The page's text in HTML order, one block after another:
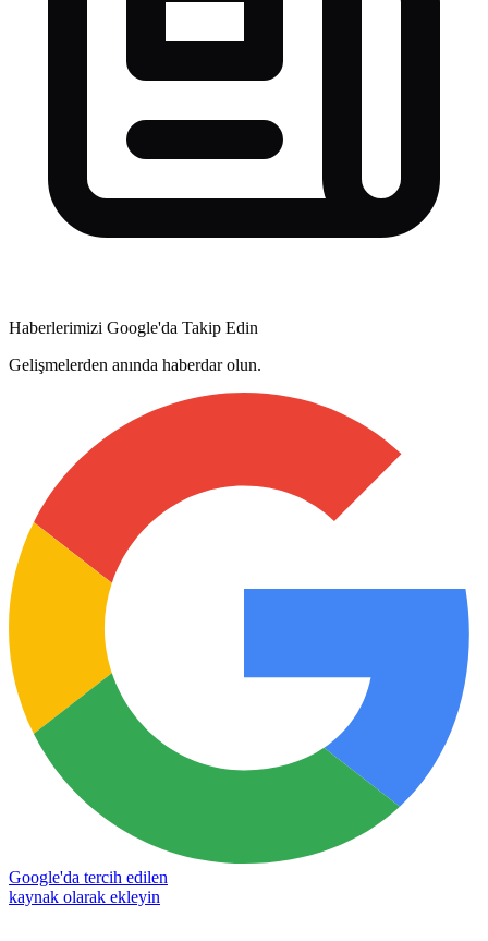
Haberlerimizi Google'da Takip Edin
Gelişmelerden anında haberdar olun.
Google'da tercih edilen
kaynak olarak ekleyin